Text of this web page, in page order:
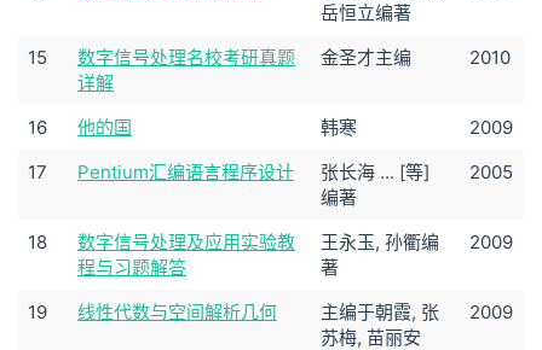
岳恒立编著
15
数字信号处理名校考研真题
详解
金圣才主编 2010
16 他的国 韩寒
2009
17
Pentium汇编语言程序设计
张长海 ... [等]
编著
2005
18
数字信号处理及应用实验教
程与习题解答
王永玉, 孙衢编
著
2009
19 线性代数与空间解析几何
主编于朝霞, 张
苏梅, 苗丽安
2009